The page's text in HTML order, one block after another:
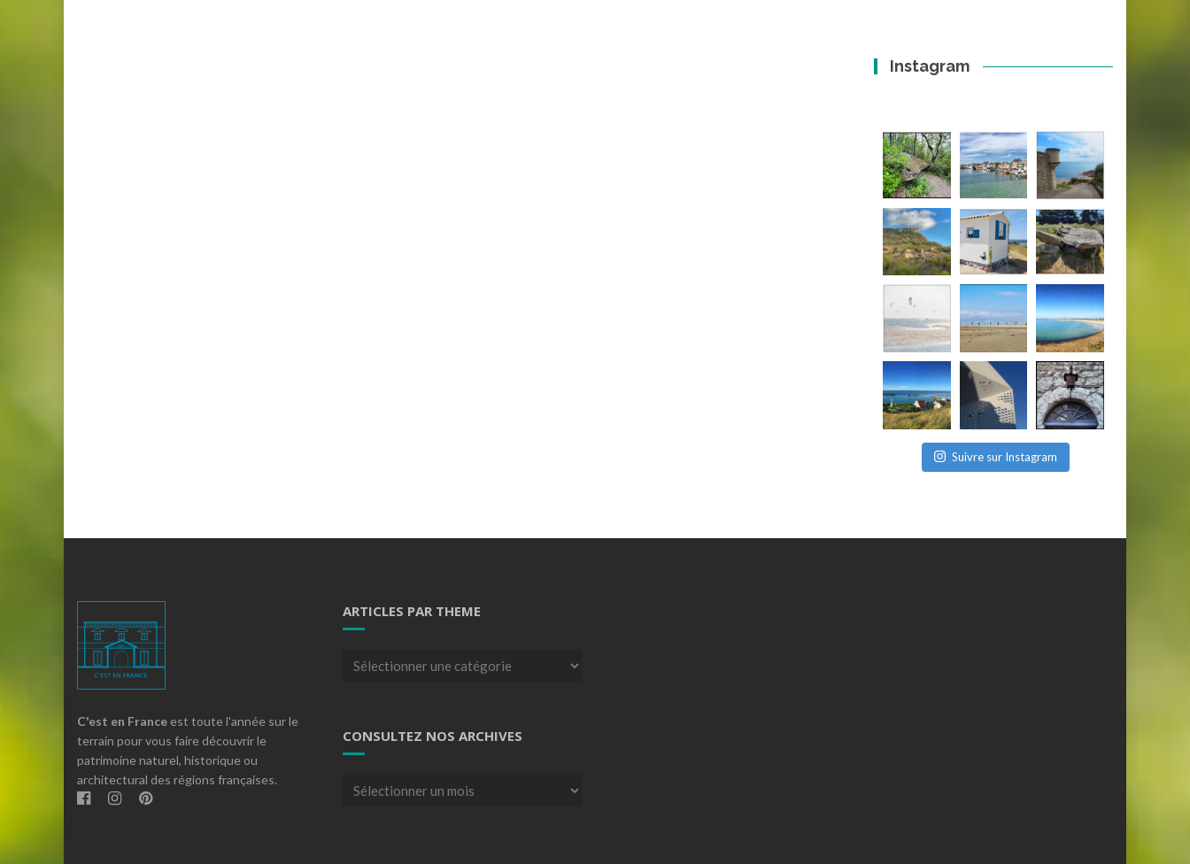
Instagram
Suivre sur Instagram
C'est en France est toute l'année sur le
terrain pour vous faire découvrir le
patrimoine naturel, historique ou
architectural des régions françaises.
ARTICLES PAR THEME
Articles
CONSULTEZ NOS ARCHIVES
Consultez